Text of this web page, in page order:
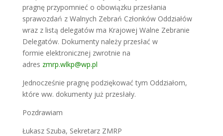
pragnę przypomnieć o obowiązku przesłania
sprawozdań z Walnych Zebrań Członków Oddziałów
wraz z listą delegatów ma Krajowej Walne Zebranie
Delegatów. Dokumenty należy przesłać w
formie elektronicznej zwrotnie na
adres zmrp.wlkp@wp.pl
Jednocześnie pragnę podziękować tym Oddziałom,
które ww. dokumenty już przesłały.
Pozdrawiam
Łukasz Szuba, Sekretarz ZMRP